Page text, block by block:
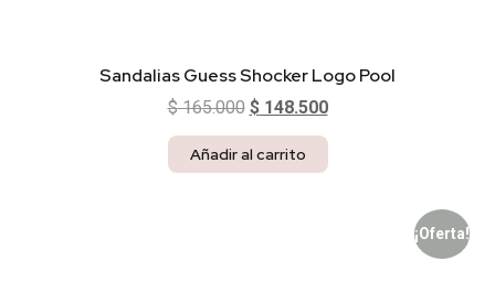
Sandalias Guess Shocker Logo Pool
$165.000 $148.500
Añadir al carrito
¡Oferta!